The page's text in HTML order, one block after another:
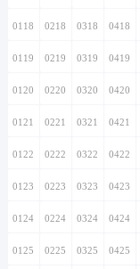
0118 0218 0318 0418
0119 0219 0319 0419
0120 0220 0320 0420
0121 0221 0321 0421
0122 0222 0322 0422
0123 0223 0323 0423
0124 0224 0324 0424
0125 0225 0325 0425